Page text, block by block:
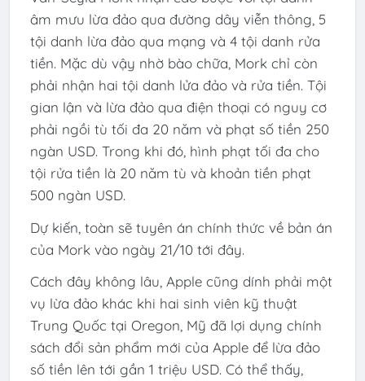
âm mưu lừa đảo qua đường dây viễn thông, 5
tội danh lừa đảo qua mạng và 4 tội danh rửa
tiền. Mặc dù vậy nhờ bào chữa, Mork chỉ còn
phải nhận hai tội danh lửa đảo và rửa tiền. Tội
gian lận và lừa đảo qua điện thoại có nguy cơ
phải ngồi tù tối đa 20 năm và phạt số tiền 250
ngàn USD. Trong khi đó, hình phạt tối đa cho
tội rửa tiền là 20 năm tù và khoản tiền phạt
500 ngàn USD.
Dự kiến, toàn sẽ tuyên án chính thức về bản án
của Mork vào ngày 21/10 tới đây.
Cách đây không lâu, Apple cũng dính phải một
vụ lừa đảo khác khi hai sinh viên kỹ thuật
Trung Quốc tại Oregon, Mỹ đã lợi dụng chính
sách đổi sản phẩm mới của Apple để lừa đảo
số tiền lên tới gần 1 triệu USD. Có thể thấy,